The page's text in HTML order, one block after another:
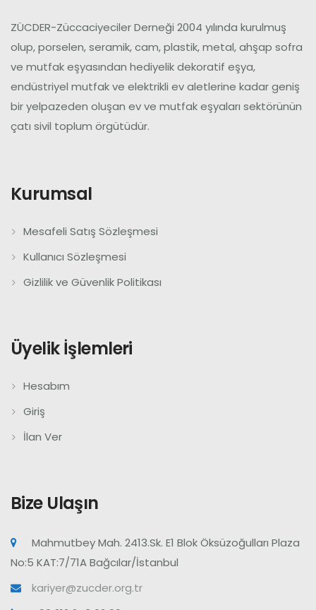
ZÜCDER-Züccaciyeciler Derneği 2004 yılında kurulmuş
olup, porselen, seramik, cam, plastik, metal, ahşap sofra
ve mutfak eşyasından hediyelik dekoratif eşya,
endüstriyel mutfak ve elektrikli ev aletlerine kadar geniş
bir yelpazeden oluşan ev ve mutfak eşyaları sektörünün
çatı sivil toplum örgütüdür.
Kurumsal
Mesafeli Satış Sözleşmesi
Kullanıcı Sözleşmesi
Gizlilik ve Güvenlik Politikası
Üyelik İşlemleri
Hesabım
Giriş
İlan Ver
Bize Ulaşın
Mahmutbey Mah. 2413.Sk. E1 Blok Öksüzoğulları Plaza
No:5 KAT:7/71A Bağcılar/İstanbul
kariyer@zucder.org.tr